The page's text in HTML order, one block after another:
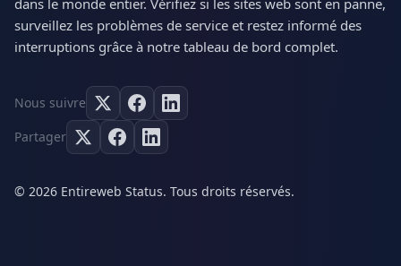
dans le monde entier. Vérifiez si les sites web sont en panne,
surveillez les problèmes de service et restez informé des
interruptions grâce à notre tableau de bord complet.
Nous suivre
Partager
© 2026 Entireweb Status. Tous droits réservés.